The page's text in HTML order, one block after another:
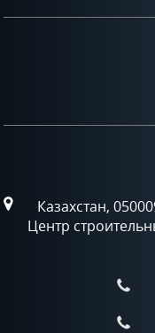
Казахстан,
Центр